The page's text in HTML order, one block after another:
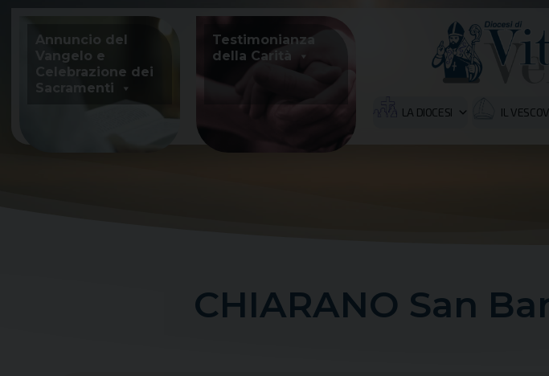
content
Annuncio del
Vangelo e
Celebrazione dei
Sacramenti
Testimonianza
della Carità
LA DIOCESI IL
CHIARANO San